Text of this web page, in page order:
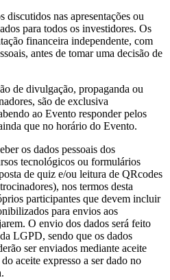
nas apresentações ou
para todos os investidores. Os
financeira independente, com
antes de tomar uma decisão de
de divulgação, propaganda ou
são de exclusiva
ao Evento responder pelos
que no horário do Evento.
os dados pessoais dos
tecnológicos ou formulários
de quiz e/ou leitura de QRcodes
nos termos desta
participantes que devem incluir
para envios aos
O envio dos dados será feito
LGPD, sendo que os dados
ser enviados mediante aceite
aceite expresso a ser dado no